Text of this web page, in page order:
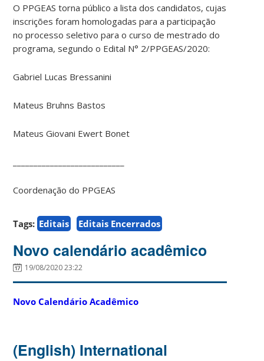
O PPGEAS torna público a lista dos candidatos, cujas
inscrições foram homologadas para a participação
no processo seletivo para o curso de mestrado do
programa, segundo o Edital N° 2/PPGEAS/2020:
Gabriel Lucas Bressanini
Mateus Bruhns Bastos
Mateus Giovani Ewert Bonet
Coordenação do PPGEAS
Tags: Editais Editais Encerrados
Novo calendário acadêmico
19/08/2020 23:22
Novo Calendário Acadêmico
(English) International